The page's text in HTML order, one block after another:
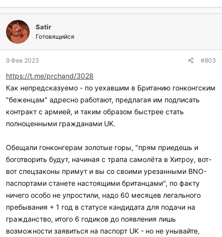
Satir
Готовящийся
9 Фев 2023 #803
https://t.me/prchand/3028
Как непредсказуемо - по уехавшим в Британию гонконгским
"беженцам" адресно работают, предлагая им подписать
контракт с армией, и таким образом быстрее стать
полноценными гражданами UK.
Обещали гонконгерам золотые горы, "прям приедешь и
боготворить будут, начиная с трапа самолёта в Хитроу, вот-
вот спецзаконы примут и вы со своими урезанными BNO-
паспортами станете настоящими британцами", по факту
ничего особо не упростили, надо 60 месяцев легального
пребывания + 1 год в статусе кандидата для подачи на
гражданство, итого 6 годиков до появления лишь
возможности заявиться на паспорт UK - но не унывайте,